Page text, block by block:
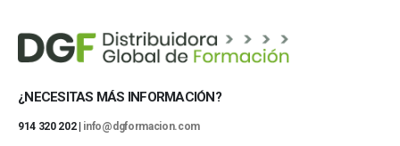
¿NECESITAS MÁS INFORMACIÓN?
914 320 202 | info@dgformacion.com